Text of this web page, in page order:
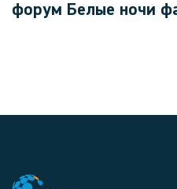
форум Белые ночи